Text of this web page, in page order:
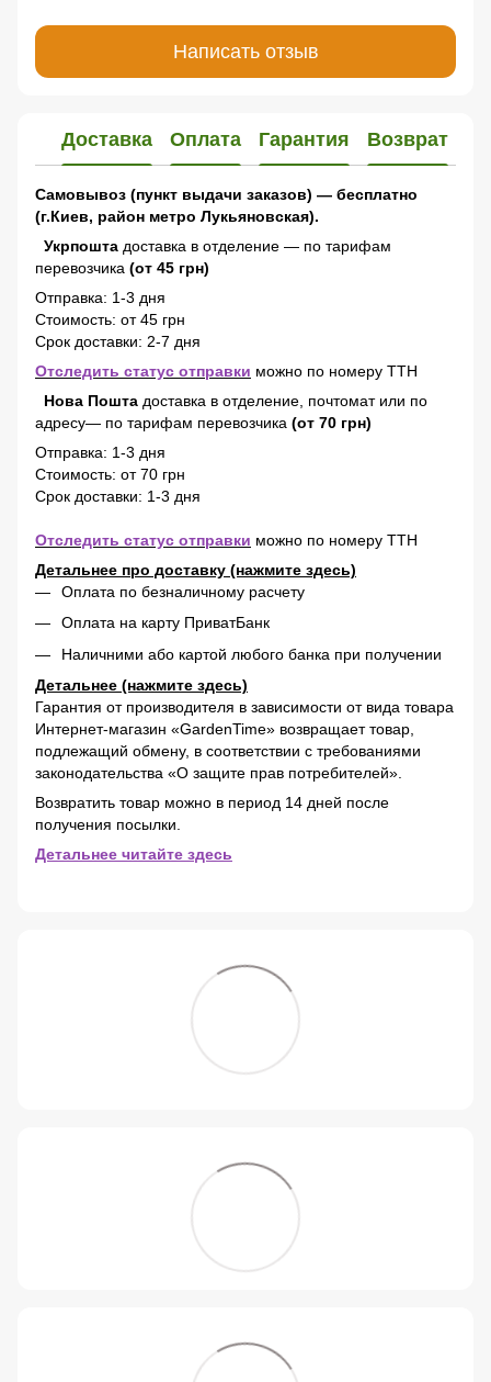
Написать отзыв
Доставка Оплата Гарантия Возврат
Самовывоз (пункт выдачи заказов) — бесплатно
(г.Киев, район метро Лукьяновская).
Укрпошта доставка в отделение — по тарифам
перевозчика (от 45 грн)
Отправка: 1-3 дня
Стоимость: от 45 грн
Срок доставки: 2-7 дня
Отследить статус отправки можно по номеру ТТН
Нова Пошта доставка в отделение, почтомат или по
адресу— по тарифам перевозчика (от 70 грн)
Отправка: 1-3 дня
Стоимость: от 70 грн
Срок доставки: 1-3 дня
Отследить статус отправки можно по номеру ТТН
Детальнее про доставку (нажмите здесь)
Оплата по безналичному расчету
Оплата на карту ПриватБанк
Наличними або картой любого банка при получении
Детальнее (нажмите здесь)
Гарантия от производителя в зависимости от вида товара
Интернет-магазин «GardenTime» возвращает товар,
подлежащий обмену, в соответствии с требованиями
законодательства «О защите прав потребителей».
Возвратить товар можно в период 14 дней после
получения посылки.
Детальнее читайте здесь